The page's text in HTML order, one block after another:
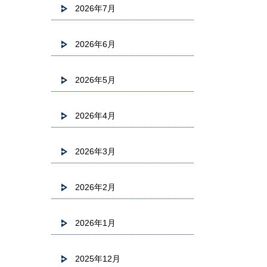
2026年7月
2026年6月
2026年5月
2026年4月
2026年3月
2026年2月
2026年1月
2025年12月